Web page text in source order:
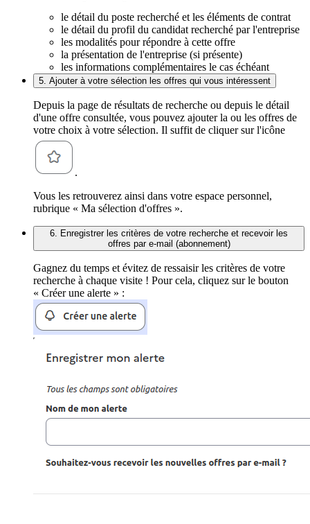
le détail du poste recherché et les éléments de contrat
le détail du profil du candidat recherché par l'entreprise
les modalités pour répondre à cette offre
la présentation de l'entreprise (si présente)
les informations complémentaires le cas échéant
5. Ajouter à votre sélection les offres qui vous intéressent
Depuis la page de résultats de recherche ou depuis le détail
d'une offre consultée, vous pouvez ajouter la ou les offres de
votre choix à votre sélection. Il suffit de cliquer sur l'icône
.
Vous les retrouverez ainsi dans votre espace personnel,
rubrique « Ma sélection d'offres ».
6. Enregistrer les critères de votre recherche et recevoir les
offres par e-mail (abonnement)
Gagnez du temps et évitez de ressaisir les critères de votre
recherche à chaque visite ! Pour cela, cliquez sur le bouton
« Créer une alerte » :